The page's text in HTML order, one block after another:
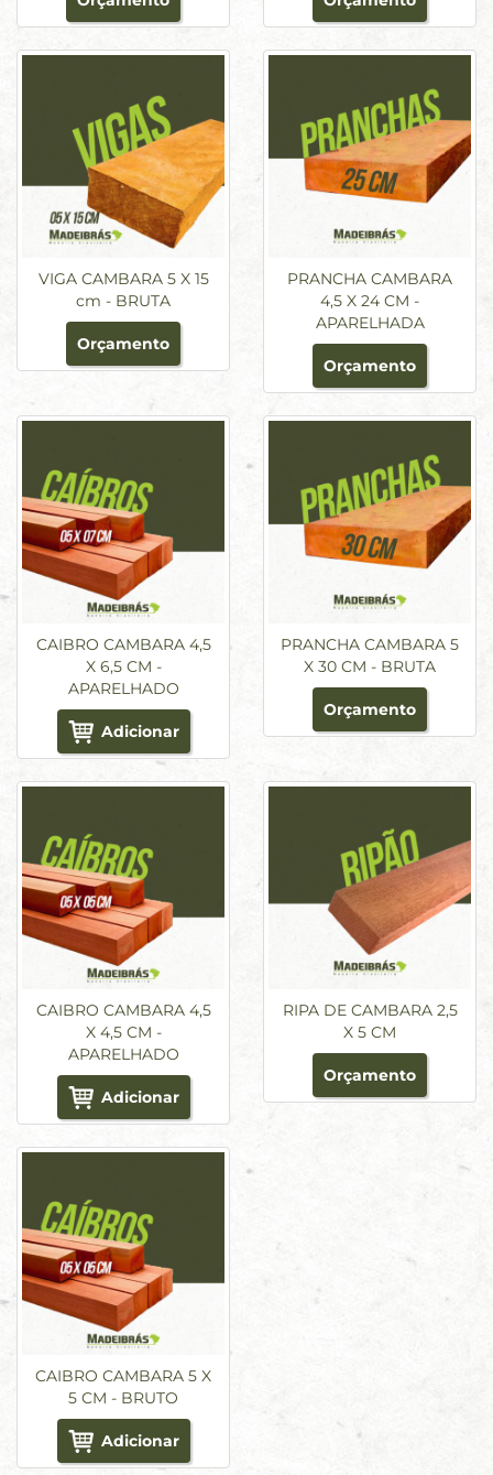
VIGA CAMBARA 5 X 15
cm - BRUTA
Orçamento
PRANCHA CAMBARA
4,5 X 24 CM -
APARELHADA
Orçamento
CAIBRO CAMBARA 4,5
X 6,5 CM -
APARELHADO
Adicionar
PRANCHA CAMBARA 5
X 30 CM - BRUTA
Orçamento
CAIBRO CAMBARA 4,5
X 4,5 CM -
APARELHADO
Adicionar
RIPA DE CAMBARA 2,5
X 5 CM
Orçamento
CAIBRO CAMBARA 5 X
5 CM - BRUTO
Adicionar